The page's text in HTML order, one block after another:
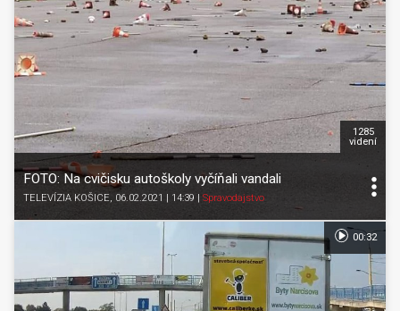
FOTO: Na cvičisku autoškoly vyčíňali vandali
TELEVÍZIA KOŠICE, 06.02.2021 | 14:39 | Spravodajstvo
1285
videní
00:32